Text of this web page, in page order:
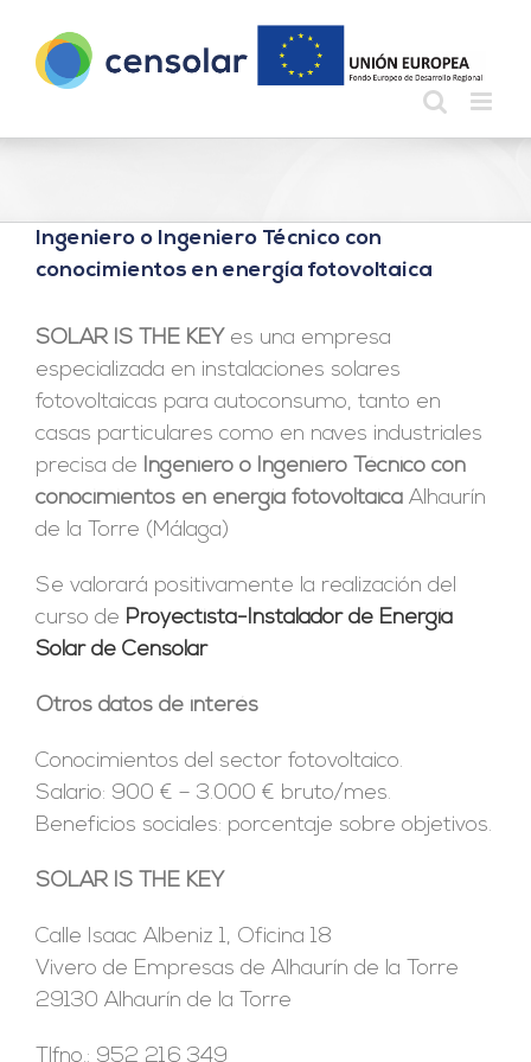
contenido
Ingeniero o Ingeniero Técnico con
conocimientos en energía fotovoltaica
SOLAR IS THE KEY es una empresa
especializada en instalaciones solares
fotovoltaicas para autoconsumo, tanto en
casas particulares como en naves industriales
precisa de Ingeniero o Ingeniero Técnico con
conocimientos en energía fotovoltaica Alhaurín
de la Torre (Málaga)
Se valorará positivamente la realización del
curso de Proyectista-Instalador de Energía
Solar de Censolar
Otros datos de interés
Conocimientos del sector fotovoltaico.
Salario: 900 € – 3.000 € bruto/mes.
Beneficios sociales: porcentaje sobre objetivos.
SOLAR IS THE KEY
Calle Isaac Albeniz 1, Oficina 18
Vivero de Empresas de Alhaurín de la Torre
29130 Alhaurín de la Torre
Tlfno.: 952 216 349